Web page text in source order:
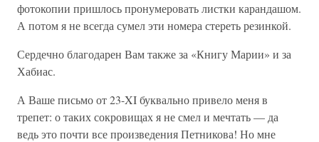
фотокопии пришлось пронумеровать листки карандашом.
А потом я не всегда сумел эти номера стереть резинкой.
Сердечно благодарен Вам также за «Книгу Марии» и за
Хабиас.
А Ваше письмо от 23-XI буквально привело меня в
трепет: о таких сокровищах я не смел и мечтать — да
ведь это почти все произведения Петникова! Но мне